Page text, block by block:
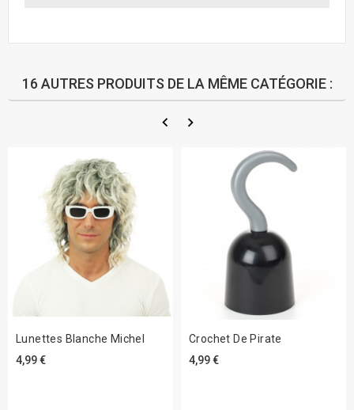
16 AUTRES PRODUITS DE LA MÊME CATÉGORIE :
Lunettes Blanche Michel
4,99 €
Crochet De Pirate
4,99 €